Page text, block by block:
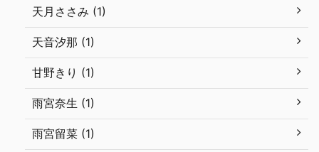
天月ささみ (1)
天音汐那 (1)
甘野きり (1)
雨宮奈生 (1)
雨宮留菜 (1)